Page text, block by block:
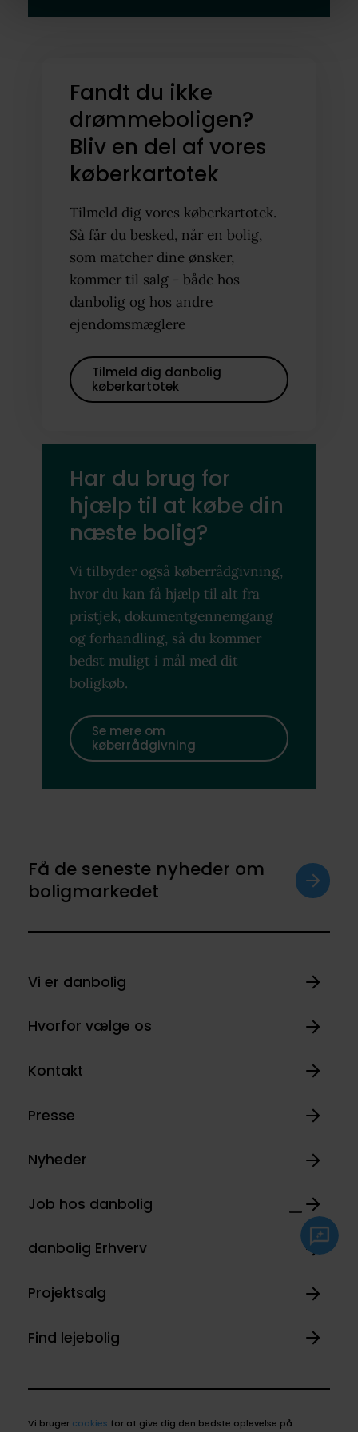
Fandt du ikke
drømmeboligen?
Bliv en del af vores
køberkartotek
Tilmeld dig vores køberkartotek.
Så får du besked, når en bolig,
som matcher dine ønsker,
kommer til salg - både hos
danbolig og hos andre
ejendomsmæglere
Tilmeld dig danbolig
køberkartotek
Har du brug for
hjælp til at købe din
næste bolig?
Vi tilbyder også køberrådgivning,
hvor du kan få hjælp til alt fra
pristjek, dokumentgennemgang
og forhandling, så du kommer
bedst muligt i mål med dit
boligkøb.
Se mere om
køberrådgivning
Få de seneste nyheder om
boligmarkedet
Vi er danbolig
Hvorfor vælge os
Kontakt
Presse
Nyheder
Job hos danbolig
danbolig Erhverv
Projektsalg
Find lejebolig
Vi bruger cookies for at give dig den bedste oplevelse på